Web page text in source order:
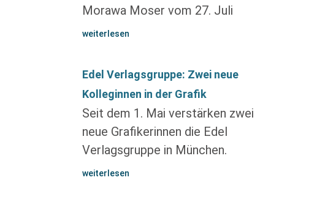
Morawa Moser vom 27. Juli
weiterlesen
Edel Verlagsgruppe: Zwei neue
Kolleginnen in der Grafik
Seit dem 1. Mai verstärken zwei
neue Grafikerinnen die Edel
Verlagsgruppe in München.
weiterlesen